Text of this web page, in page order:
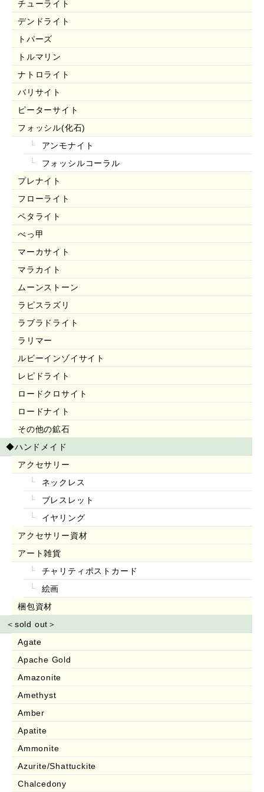
チューライト
デンドライト
トパーズ
トルマリン
ナトロライト
バリサイト
ピーターサイト
フォッシル(化石)
アンモナイト
フォッシルコーラル
プレナイト
フローライト
ペタライト
べっ甲
マーカサイト
マラカイト
ムーンストーン
ラピスラズリ
ラブラドライト
ラリマー
ルビーインゾイサイト
レピドライト
ロードクロサイト
ロードナイト
その他の鉱石
◆ハンドメイド
アクセサリー
ネックレス
ブレスレット
イヤリング
アクセサリー資材
アート雑貨
チャリティポストカード
絵画
梱包資材
＜sold out＞
Agate
Apache Gold
Amazonite
Amethyst
Amber
Apatite
Ammonite
Azurite/Shattuckite
Chalcedony